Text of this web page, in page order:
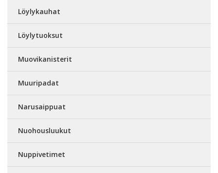
Löylykauhat
Löylytuoksut
Muovikanisterit
Muuripadat
Narusaippuat
Nuohousluukut
Nuppivetimet